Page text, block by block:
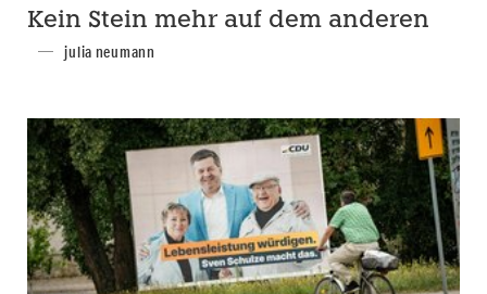
Kein Stein mehr auf dem anderen
julia neumann